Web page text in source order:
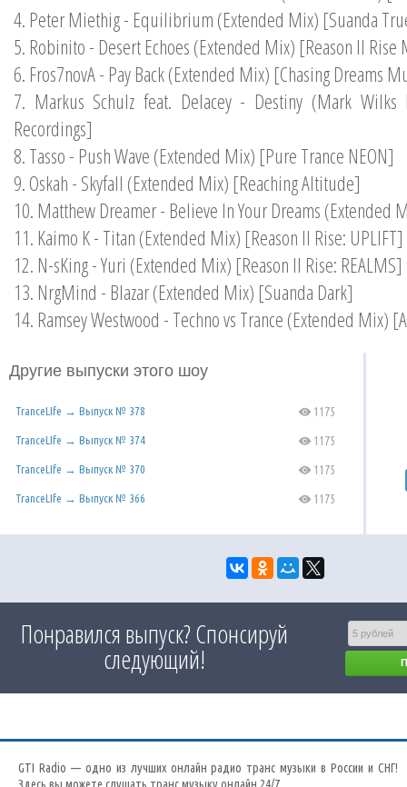
4. Peter Miethig - Equilibrium (Extended Mix) [Suanda
5. Robinito - Desert Echoes (Extended Mix) [Reason II
6. Fros7novA - Pay Back (Extended Mix) [Chasing Dreams
7. Markus Schulz feat. Delacey - Destiny (Mark Wilks
Recordings]
8. Tasso - Push Wave (Extended Mix) [Pure Trance NEON]
9. Oskah - Skyfall (Extended Mix) [Reaching Altitude]
10. Matthew Dreamer - Believe In Your Dreams (Extended
11. Kaimo K - Titan (Extended Mix) [Reason II Rise: UPLIFT]
12. N-sKing - Yuri (Extended Mix) [Reason II Rise: REALMS]
13. NrgMind - Blazar (Extended Mix) [Suanda Dark]
14. Ramsey Westwood - Techno vs Trance (Extended Mix)
Другие выпуски этого шоу
TranceLIfe → Выпуск № 378 C 1175
TranceLIfe → Выпуск № 374 C 1175
TranceLIfe → Выпуск № 370 C 1175
TranceLIfe → Выпуск № 366 C 1175
Понравился выпуск? Спонсируй
следующий!
GTI Radio — одно из лучших онлайн радио транс музыки в России и СНГ!